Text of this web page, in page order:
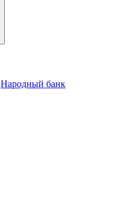
Народный банк